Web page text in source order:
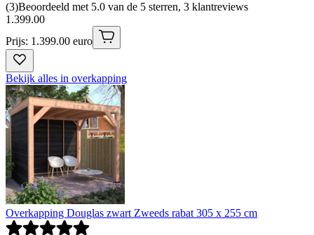
(3)Beoordeeld met 5.0 van de 5 sterren, 3 klantreviews
1 .399.00
Prijs: 1.399.00 euro
Bekijk alles in overkapping
Overkapping Douglas zwart Zweeds rabat 305 x 255 cm